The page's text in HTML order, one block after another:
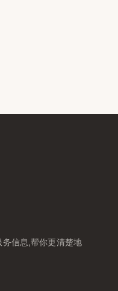
信息,帮你更清楚地